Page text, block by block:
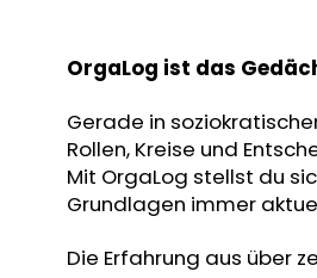
OrgaLog ist das
Gerade in
Rollen, Kreise und
Mit OrgaLog stellst du
Grundlagen immer
Die Erfahrung aus über